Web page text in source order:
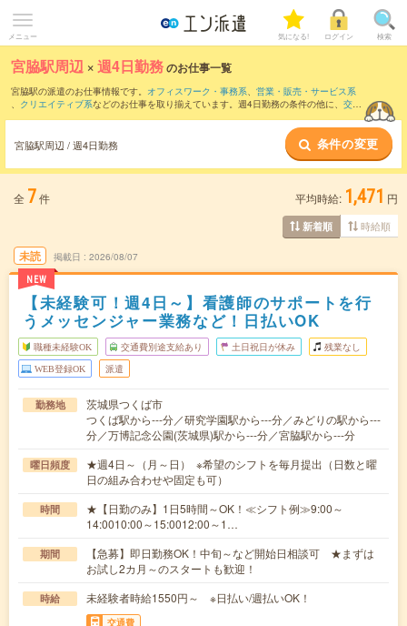
メニュー 気になる! ログイン 検索
宮脇駅周辺 ×週4日勤務のお仕事一覧
宮脇駅の派遣のお仕事情報です。 オフィスワーク・事務系、 営業・販売・サービス系
、 クリエイティブ系などのお仕事を取り揃えています。週4日勤務の条件の他に、 交通
宮脇駅周辺 / 週4日勤務 条件の変更
全 7件 平均時給: 1,471 円
新着順 時給順
未読
NEW
掲載日 2026/08/07
【未経験可！週4日～】看護師のサポートを行
うメッセンジャー業務など！日払いOK
職種未経験OK 交通費別途支給あり 土日祝日が休み 残業なし
WEB登録OK 派遣
勤務地
茨城県つくば市
つくば駅から---分／研究学園駅から---分／みどりの駅から---
分／万博記念公園(茨城県)駅から---分／宮脇駅から---分
曜日頻度
★週4日～（月～日） ※希望のシフトを毎月提出（日数と曜
日の組み合わせや固定も可）
時間
★【日勤のみ】1日5時間～OK！≪シフト例≫9:00～
14:0010:00～15:0012:00～1…
期間
【急募】即日勤務OK！中旬～など開始日相談可 ★まずは
お試し2カ月～のスタートも歓迎！
時給 未経験者時給1550円～ ※日払い/週払いOK！
交通費